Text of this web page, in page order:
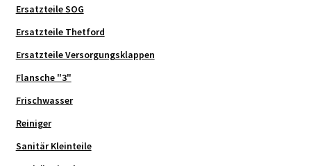
Ersatzteile SOG
Ersatzteile Thetford
Ersatzteile Versorgungsklappen
Flansche "3"
Frischwasser
Reiniger
Sanitär Kleinteile